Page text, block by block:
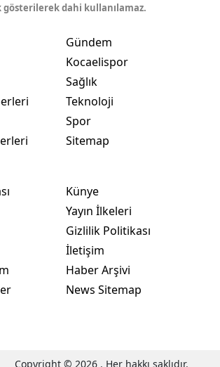
gösterilerek dahi kullanılamaz.
Gündem
Kocaelispor
Sağlık
Teknoloji
Spor
Sitemap
Künye
Yayın İlkeleri
Gizlilik Politikası
İletişim
Haber Arşivi
News Sitemap
Copyright © 2026 . Her hakkı saklıdır.